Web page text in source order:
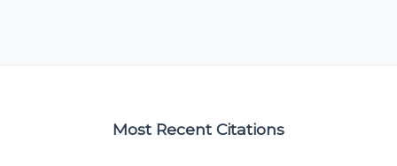
Most Recent Citations